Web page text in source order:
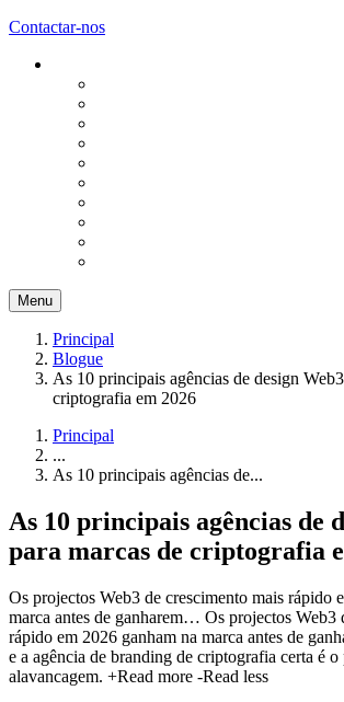
Contactar-nos
Menu
Principal
Blogue
As 10 principais agências de design
criptografia em 2026
Principal
...
As 10 principais agências de...
As 10 principais agências de
para marcas de criptografia
Os projectos Web3 de crescimento mais rápido
marca antes de ganharem… Os projectos Web3
rápido em 2026 ganham na marca antes de
e a agência de branding de criptografia certa é o
alavancagem. +Read more -Read less